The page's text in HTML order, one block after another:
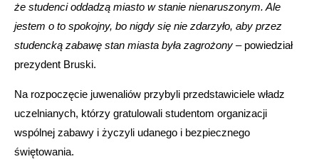
że studenci oddadzą miasto w stanie nienaruszonym. Ale
jestem o to spokojny, bo nigdy się nie zdarzyło, aby przez
studencką zabawę stan miasta była zagrożony – powiedział
prezydent Bruski.
Na rozpoczęcie juwenaliów przybyli przedstawiciele władz
uczelnianych, którzy gratulowali studentom organizacji
wspólnej zabawy i życzyli udanego i bezpiecznego
świętowania.